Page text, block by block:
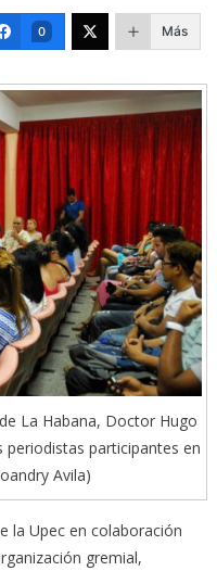
0 Más
La Habana, Doctor Hugo
periodistas participantes en
Avila)
la Upec en colaboración
gremial,